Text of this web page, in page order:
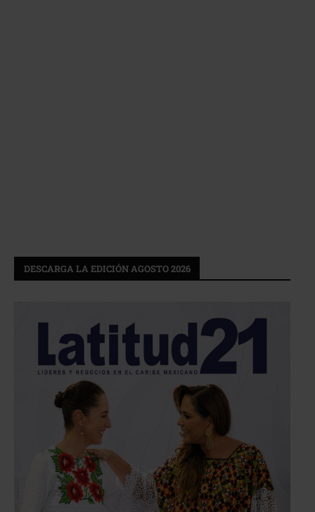
DESCARGA LA EDICIÓN AGOSTO 2026